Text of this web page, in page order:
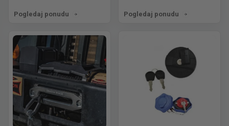
Pogledaj ponudu Pogledaj ponudu